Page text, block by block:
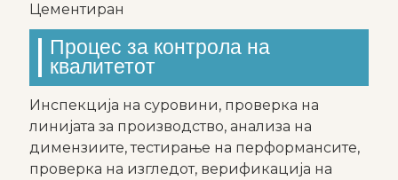
Цементиран
Процес за контрола на
квалитетот
Инспекција на суровини, проверка на
линијата за производство, анализа на
димензиите, тестирање на перформансите,
проверка на изгледот, верификација на